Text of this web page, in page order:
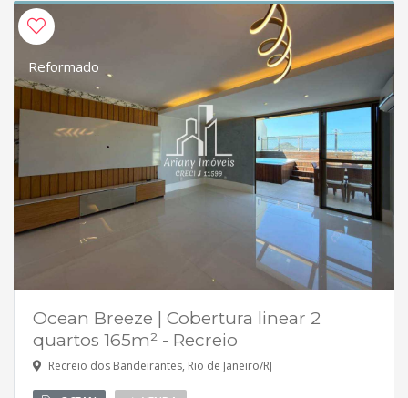
Reformado
Ocean Breeze | Cobertura linear 2
quartos 165m² - Recreio
Recreio dos Bandeirantes, Rio de Janeiro/RJ